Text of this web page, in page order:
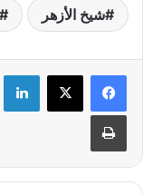
شيخ الأزهر